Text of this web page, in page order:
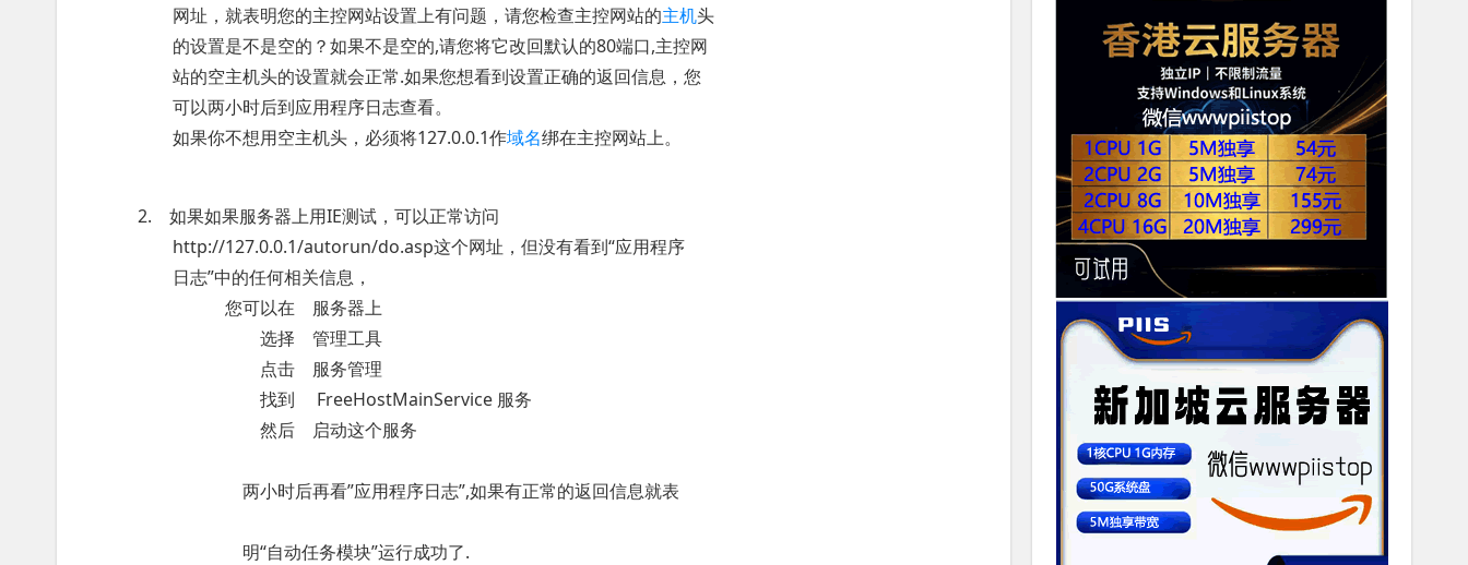
网址，就表明您的主控网站设置上有问题，请您检查主控网站的主机头
的设置是不是空的？如果不是空的,请您将它改回默认的80端口,主控网
站的空主机头的设置就会正常.如果您想看到设置正确的返回信息，您
可以两小时后到应用程序日志查看。
如果你不想用空主机头，必须将127.0.0.1作域名绑在主控网站上。
2. 如果如果服务器上用IE测试，可以正常访问
http://127.0.0.1/autorun/do.asp这个网址，但没有看到“应用程序
日志”中的任何相关信息，
您可以在 服务器上
选择 管理工具
点击 服务管理
找到 FreeHostMainService 服务
然后 启动这个服务
两小时后再看”应用程序日志”,如果有正常的返回信息就表
明“自动任务模块”运行成功了.